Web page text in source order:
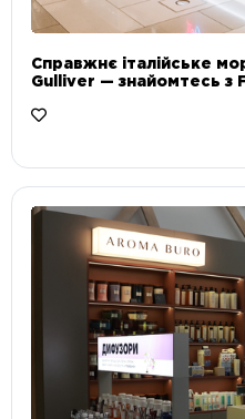
Справжнє італійське
Gulliver — знайомтесь з